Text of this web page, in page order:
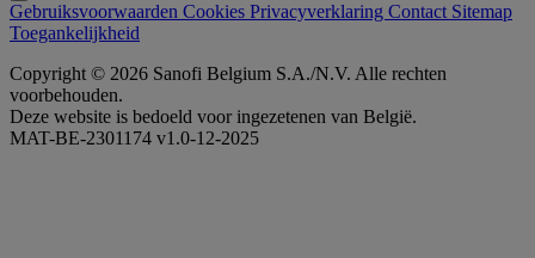
Gebruiksvoorwaarden Cookies Privacyverklaring Contact Sitemap
Toegankelijkheid
Copyright © 2026 Sanofi Belgium S.A./N.V. Alle rechten
voorbehouden.
Deze website is bedoeld voor ingezetenen van België.
MAT-BE-2301174 v1.0-12-2025